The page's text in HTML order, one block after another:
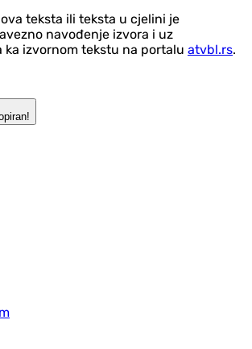
teksta ili teksta u cjelini je
navođenje izvora i uz
ka izvornom tekstu na portalu atvbl.rs.